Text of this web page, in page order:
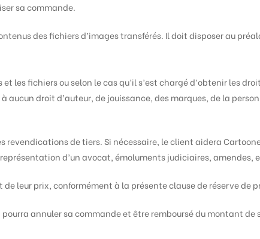
sa commande.
des fichiers d’images transférés. Il doit disposer au
les fichiers ou selon le cas qu’il s’est chargé d’obtenir les
droit d’auteur, de jouissance, des marques, de la
de tiers. Si nécessaire, le client aidera
d’un avocat, émoluments judiciaires,
leur prix, conformément à la présente clause de réserve de
annuler sa commande et être remboursé du montant de